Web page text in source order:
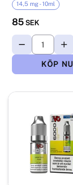
85 SEK
14,5 mg - 10ml